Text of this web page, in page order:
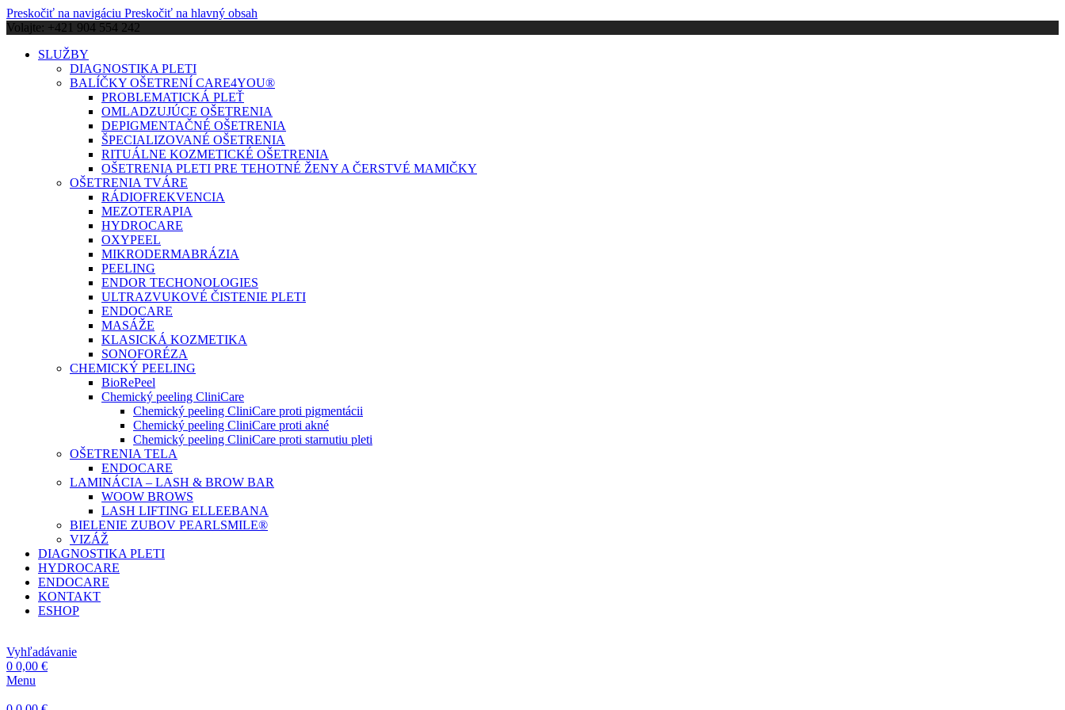
Preskočiť na navigáciu Preskočiť na hlavný obsah
Volajte: +421 904 554 242
SLUŽBY
DIAGNOSTIKA PLETI
BALÍČKY OŠETRENÍ CARE4YOU®
PROBLEMATICKÁ PLEŤ
OMLADZUJÚCE OŠETRENIA
DEPIGMENTAČNÉ OŠETRENIA
ŠPECIALIZOVANÉ OŠETRENIA
RITUÁLNE KOZMETICKÉ OŠETRENIA
OŠETRENIA PLETI PRE TEHOTNÉ ŽENY A ČERSTVÉ MAMIČKY
OŠETRENIA TVÁRE
RÁDIOFREKVENCIA
MEZOTERAPIA
HYDROCARE
OXYPEEL
MIKRODERMABRÁZIA
PEELING
ENDOR TECHONOLOGIES
ULTRAZVUKOVÉ ČISTENIE PLETI
ENDOCARE
MASÁŽE
KLASICKÁ KOZMETIKA
SONOFORÉZA
CHEMICKÝ PEELING
BioRePeel
Chemický peeling CliniCare
Chemický peeling CliniCare proti pigmentácii
Chemický peeling CliniCare proti akné
Chemický peeling CliniCare proti starnutiu pleti
OŠETRENIA TELA
ENDOCARE
LAMINÁCIA – LASH & BROW BAR
WOOW BROWS
LASH LIFTING ELLEEBANA
BIELENIE ZUBOV PEARLSMILE®
VIZÁŽ
DIAGNOSTIKA PLETI
HYDROCARE
ENDOCARE
KONTAKT
ESHOP
Vyhľadávanie
0 0,00 €
Menu